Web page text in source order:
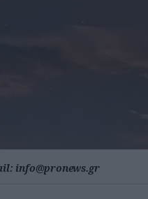
info@pronews.gr